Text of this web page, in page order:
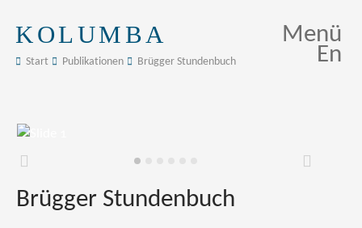
KOLUMBA
Start Publikationen Brügger Stundenbuch
Menü
En
Zurück Weiter
Brügger Stundenbuch